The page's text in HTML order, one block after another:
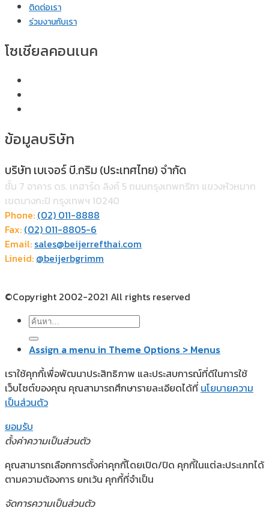
ติดต่อเรา
ร่วมงานกับเรา
โซเชียลคอนเนค
ข้อมูลบริษัท
บริษัท เบเจอร์ บี.กริม (ประเทศไทย) จำกัด
ชั้น 7 อาคาร ดร. เกฮาร์ด ลิงค์ 5 ถนนกรุงเทพกรีฑา แขวงหัวหมาก
เขตบางกะปิ กรุงเทพฯ 10240
Phone: (02) 011-8888
Fax: (02) 011-8805-6
Email: sales@beijerrefthai.com
Lineid: @beijerbgrimm
©Copyright 2002-2021 All rights reserved
ค้นหา:
Assign a menu in Theme Options > Menus
เราใช้คุกกี้เพื่อพัฒนาประสิทธิภาพ และประสบการณ์ที่ดีในการใช้
เว็บไซต์ของคุณ คุณสามารถศึกษารายละเอียดได้ที่ นโยบายความ
เป็นส่วนตัว
ยอมรับ
ตั้งค่าความเป็นส่วนตัว
คุณสามารถเลือกการตั้งค่าคุกกี้โดยเปิด/ปิด คุกกี้ในแต่ละประเภทได้
ตามความต้องการ ยกเว้น คุกกี้ที่จำเป็น
จัดการความเป็นส่วนตัว